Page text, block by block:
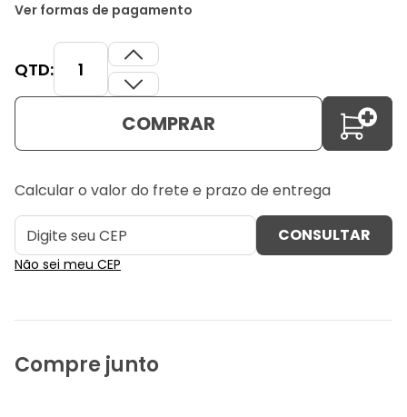
Ver formas de pagamento
QTD:
COMPRAR
Calcular o valor do frete e prazo de entrega
Não sei meu CEP
Compre junto